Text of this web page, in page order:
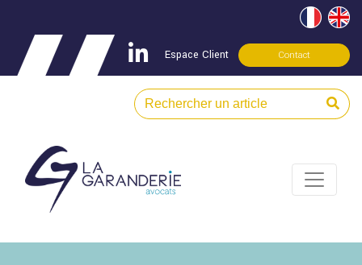
Espace Client Contact